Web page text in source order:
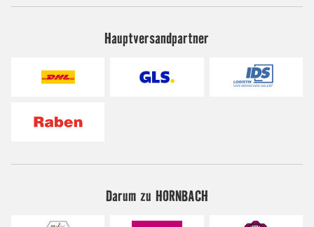
Hauptversandpartner
Darum zu HORNBACH